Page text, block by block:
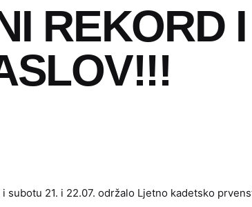
REKORD I
subotu 21. i 22.07. održalo Ljetno kadetsko